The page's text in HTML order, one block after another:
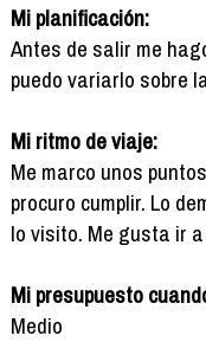
Mi planificación:
Antes de salir me
puedo variarlo sobre
Mi ritmo de viaje:
Me marco unos
procuro cumplir. Lo
lo visito. Me gusta ir
Mi presupuesto
Medio